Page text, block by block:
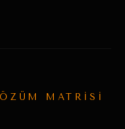
MATRİSİ